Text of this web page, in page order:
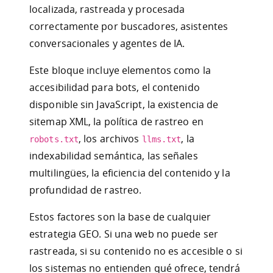
localizada, rastreada y procesada
correctamente por buscadores, asistentes
conversacionales y agentes de IA.
Este bloque incluye elementos como la
accesibilidad para bots, el contenido
disponible sin JavaScript, la existencia de
sitemap XML, la política de rastreo en
robots.txt, los archivos llms.txt, la
indexabilidad semántica, las señales
multilingües, la eficiencia del contenido y la
profundidad de rastreo.
Estos factores son la base de cualquier
estrategia GEO. Si una web no puede ser
rastreada, si su contenido no es accesible o si
los sistemas no entienden qué ofrece, tendrá